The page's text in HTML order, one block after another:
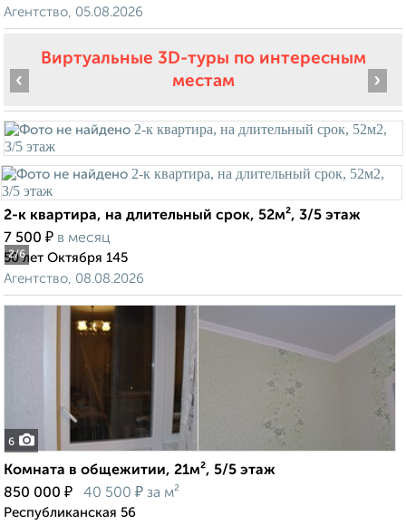
Агентство, 05.08.2026
Виртуальные 3D-туры по интересным
местам
2/6
‹ ›
2-к квартира, на длительный срок, 52м², 3/5 этаж
7 500 ₽ в месяц
50 лет Октября 145
Агентство, 08.08.2026
6
Комната в общежитии, 21м², 5/5 этаж
850 000 ₽ 40 500 ₽ за м²
Республиканская 56